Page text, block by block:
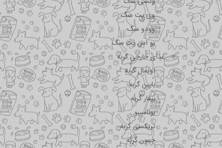
وی پت سگ
وودو سگ
یو اس پت سگ
غذای خارجی گربه
اویمال گربه
بابین گربه
بیفار گربه
بوناسیبو
تریکسی گربه
جمون گربه